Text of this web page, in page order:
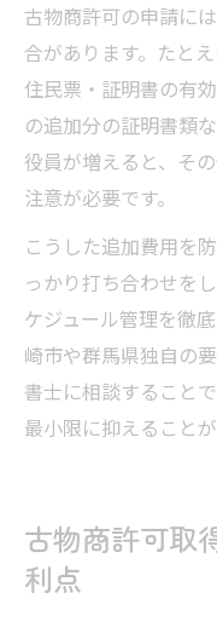
古物商許可の申請に
合があります。たと
住民票・証明書の有
の追加分の証明書類
役員が増えると、そ
注意が必要です。
こうした追加費用を
っかり打ち合わせを
ケジュール管理を徹
崎市や群馬県独自の
書士に相談すること
最小限に抑えることが
古物商許可取
利点